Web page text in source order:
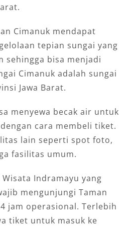
Cimanuk mendapat
tepian sungai yang
sehingga bisa menjadi
Cimanuk adalah sungai
Jawa Barat.
menyewa becak air untuk
cara membeli tiket.
lain seperti spot foto,
fasilitas umum.
Indramayu yang
mengunjungi Taman
jam operasional. Terlebih
tiket untuk masuk ke